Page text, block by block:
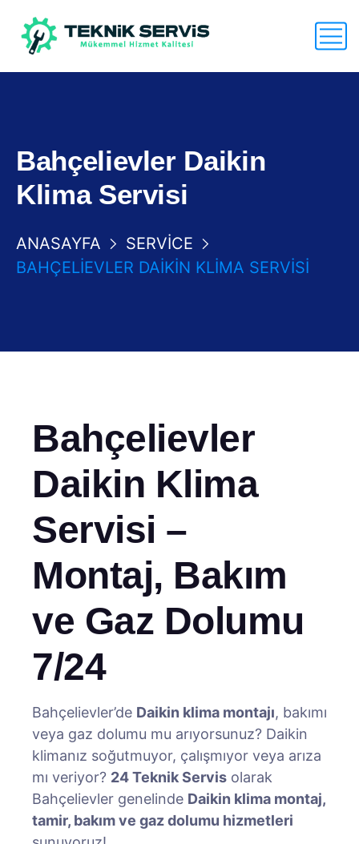
Bahçelievler Daikin
Klima Servisi
ANASAYFA
SERVICE
BAHÇELIEVLER DAIKIN KLIMA SERVISI
Bahçelievler
Daikin Klima
Servisi –
Montaj, Bakım
ve Gaz Dolumu
7/24
Bahçelievler’de Daikin klima montajı, bakımı
veya gaz dolumu mu arıyorsunuz? Daikin
klimanız soğutmuyor, çalışmıyor veya arıza
mı veriyor? 24 Teknik Servis olarak
Bahçelievler genelinde Daikin klima montaj,
tamir, bakım ve gaz dolumu hizmetleri